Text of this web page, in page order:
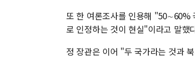
또 한 여론조사를 인용해 "50∼60%
로 인정하는 것이 현실"이라고 말했
정 장관은 이어 "두 국가라는 것과